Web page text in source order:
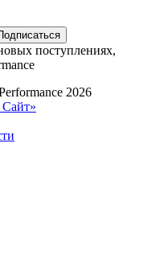
поступлениях,
2026
Сайт»